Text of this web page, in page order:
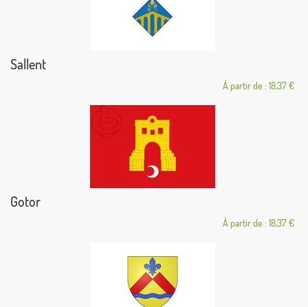
Sallent
À partir de : 18,37 €
Gotor
À partir de : 18,37 €